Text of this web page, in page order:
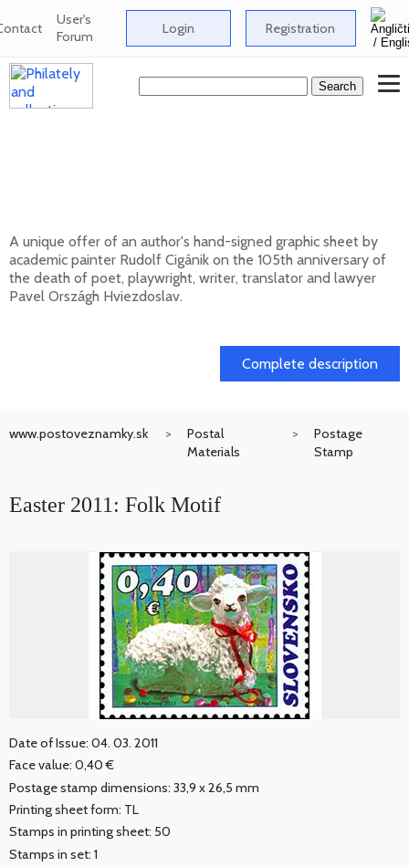
User's
Forum Login Registration
A unique offer of an author's hand-signed graphic sheet by
academic painter Rudolf Cigánik on the 105th anniversary of
the death of poet, playwright, writer, translator and lawyer
Pavel Országh Hviezdoslav.
Complete description
www.postoveznamky.sk
Postal
Materials
Postage
Stamp
Easter 2011: Folk Motif
Date of Issue: 04. 03. 2011
Face value: 0,40 €
Postage stamp dimensions: 33,9 x 26,5 mm
Printing sheet form: TL
Stamps in printing sheet: 50
Stamps in set: 1